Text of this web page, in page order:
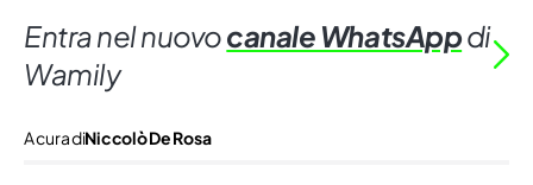
Entra nel nuovocanale WhatsAppdi
Wamily
A cura diNiccolò De Rosa